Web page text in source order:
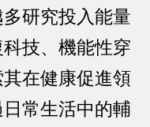
研究投入能量
技、機能性穿
在健康促進領
常生活中的輔